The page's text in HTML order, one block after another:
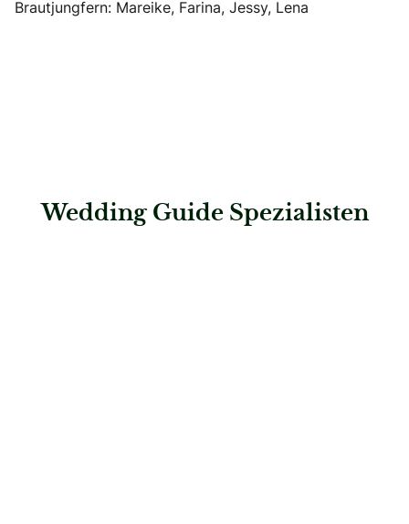
Brautjungfern: Mareike, Farina, Jessy, Lena
Wedding Guide Spezialisten